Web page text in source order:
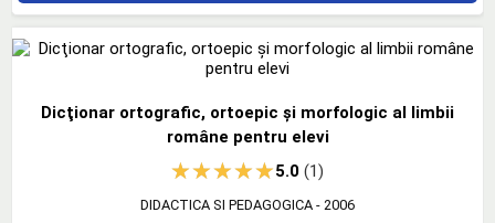
Dicţionar ortografic, ortoepic şi morfologic al limbii
române pentru elevi
5.0(1)
DIDACTICA SI PEDAGOGICA - 2006